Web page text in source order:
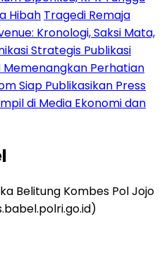
Hibah Tragedi Remaja
Kronologi, Saksi Mata,
Strategis Publikasi
Memenangkan Perhatian
Siap Publikasikan Press
di Media Ekonomi dan